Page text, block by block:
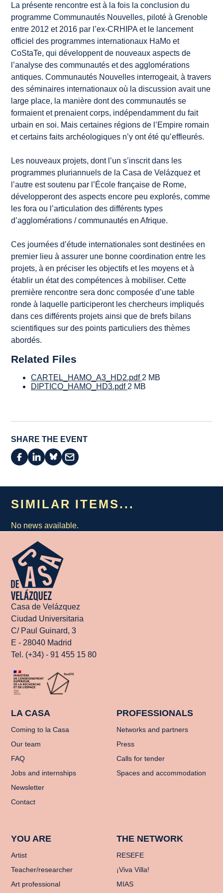
La présente rencontre est à la fois la conclusion du
programme Communautés Nouvelles, piloté à Grenoble
entre 2012 et 2016 par l’ex-CRHIPA et le lancement
officiel des programmes internationaux HaMo et
CoStaTe, qui développent de nouveaux aspects de
l’analyse des communautés et des agglomérations
antiques. Communautés Nouvelles interrogeait, à travers
des séminaires internationaux où la discussion avait une
large place, la manière dont des communautés se
formaient et prenaient corps, indépendamment du fait
urbain en soi. Mais certaines régions de l’Empire romain
et certains faits archéologiques n’y ont été qu’effleurés.
Les nouveaux projets, dont l’un s’inscrit dans les
programmes pluriannuels de la Casa de Velázquez et
l’autre est soutenu par l’École française de Rome,
développeront des aspects encore peu explorés, comme
les fora ou l’articulation des différents types
d’agglomérations / communautés en Afrique.
Ces journées d’étude internationales sont destinées en
premier lieu à assurer une bonne coordination entre les
projets, à en préciser les objectifs et les moyens et à
établir un état des compétences à mobiliser. Cette
première rencontre sera donc composée d’une table
ronde à laquelle participeront les chercheurs impliqués
dans ces différents projets ainsi que de brefs bilans
scientifiques sur des points particuliers des thèmes
abordés.
Related Files
CARTEL_HAMO_A3_HD2.pdf 2 MB
DIPTICO_HAMO_HD3.pdf 2 MB
SHARE THE EVENT
SIMILAR ITEMS...
No news available.
Casa de Velázquez
Ciudad Universitaria
C/ Paul Guinard, 3
E - 28040 Madrid
Tel. (+34) - 91 455 15 80
LA CASA
Coming to la Casa
Our team
FAQ
Jobs and internships
Newsletter
Contact
PROFESSIONALS
Networks and partners
Press
Calls for tender
Spaces and accommodation
YOU ARE
Artist
Teacher/researcher
Art professional
THE NETWORK
RESEFE
¡Viva Villa!
MIAS